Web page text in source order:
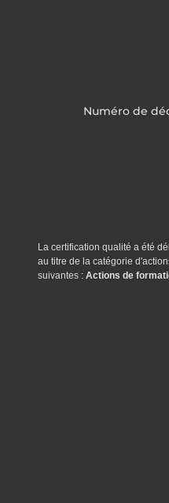
Numéro de
La certification qualité a été
au titre de la catégorie
suivantes : Actions de